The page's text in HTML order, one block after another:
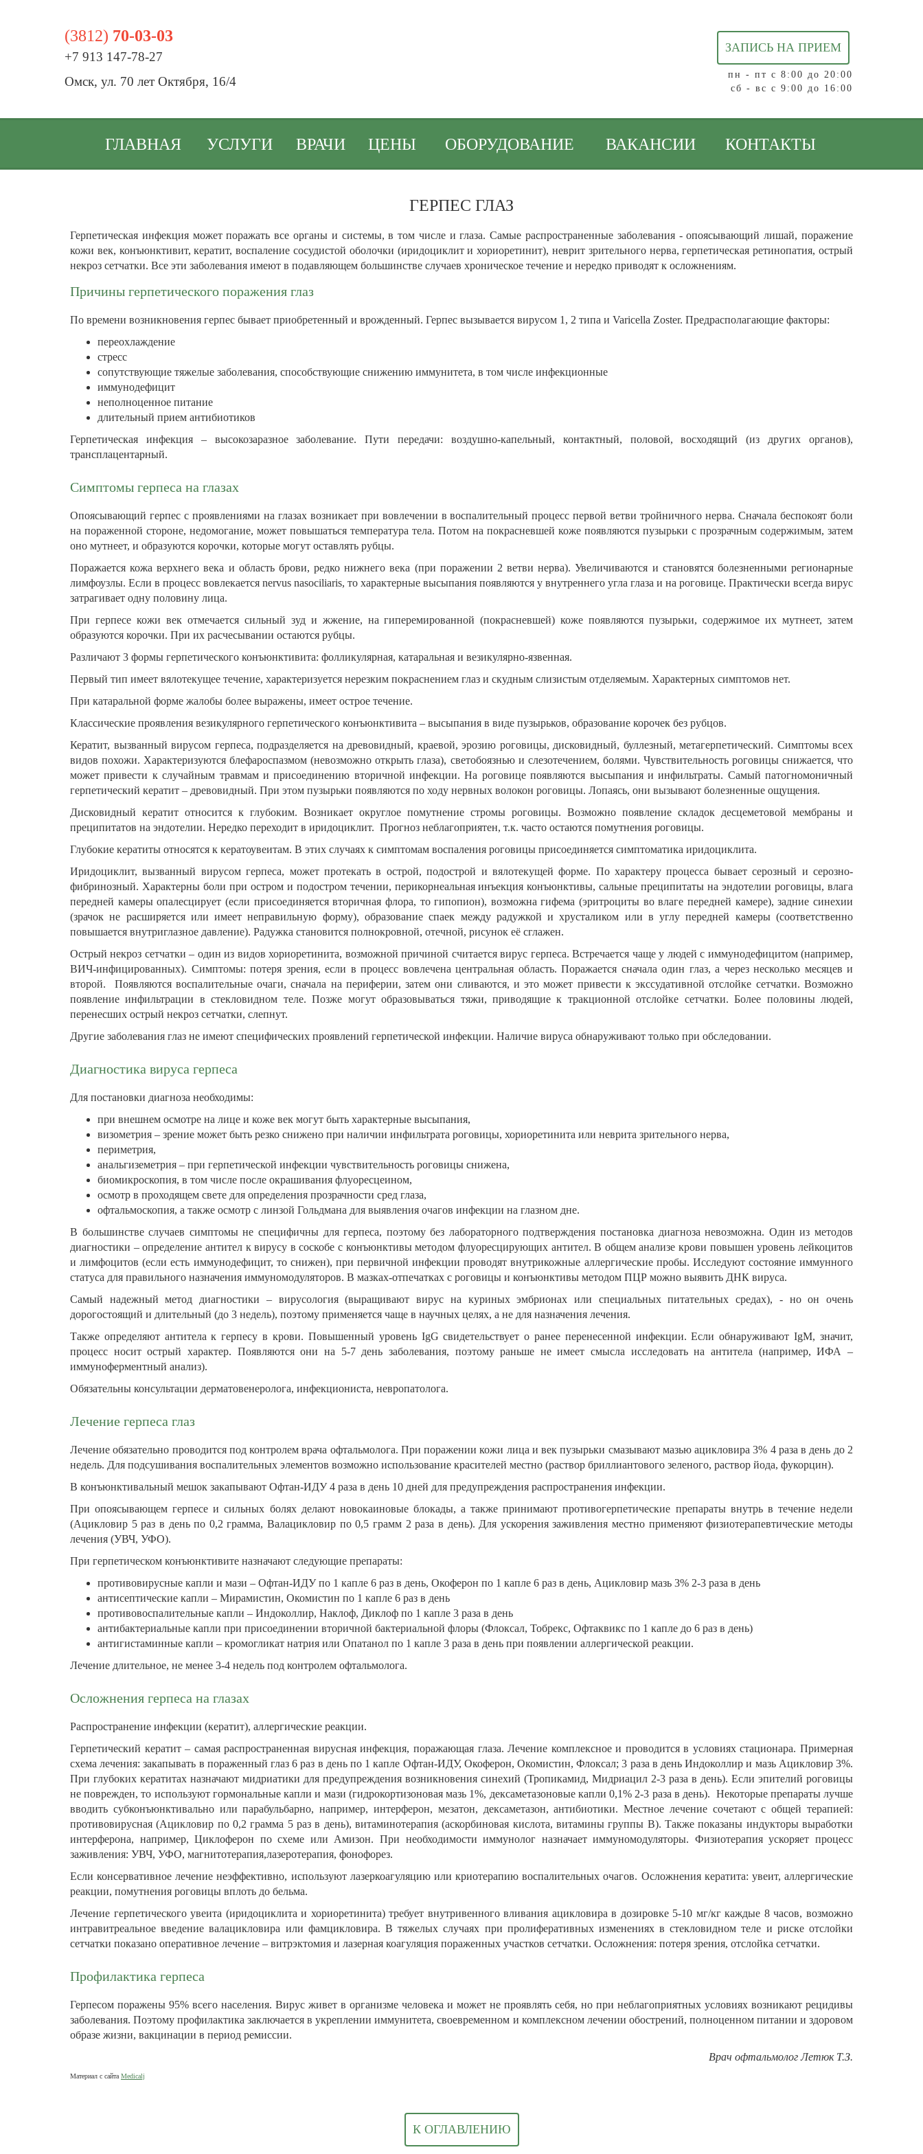
(3812) 70-03-03
+7 913 147-78-27
Омск, ул. 70 лет Октября, 16/4
ЗАПИСЬ НА ПРИЕМ
пн - пт с 8:00 до 20:00
сб - вс с 9:00 до 16:00
ГЛАВНАЯ УСЛУГИ ВРАЧИ ЦЕНЫ ОБОРУДОВАНИЕ ВАКАНСИИ КОНТАКТЫ
ГЕРПЕС ГЛАЗ
Герпетическая инфекция может поражать все органы и системы, в том числе и глаза. Самые распространенные заболевания - опоясывающий лишай, поражение
кожи век, конъюнктивит, кератит, воспаление сосудистой оболочки (иридоциклит и хориоретинит), неврит зрительного нерва, герпетическая ретинопатия, острый
некроз сетчатки. Все эти заболевания имеют в подавляющем большинстве случаев хроническое течение и нередко приводят к осложнениям.
Причины герпетического поражения глаз
По времени возникновения герпес бывает приобретенный и врожденный. Герпес вызывается вирусом 1, 2 типа и Varicella Zoster. Предрасполагающие факторы:
переохлаждение
стресс
сопутствующие тяжелые заболевания, способствующие снижению иммунитета, в том числе инфекционные
иммунодефицит
неполноценное питание
длительный прием антибиотиков
Герпетическая инфекция – высокозаразное заболевание. Пути передачи: воздушно-капельный, контактный, половой, восходящий (из других органов),
трансплацентарный.
Симптомы герпеса на глазах
Опоясывающий герпес с проявлениями на глазах возникает при вовлечении в воспалительный процесс первой ветви тройничного нерва. Сначала беспокоят боли
на пораженной стороне, недомогание, может повышаться температура тела. Потом на покрасневшей коже появляются пузырьки с прозрачным содержимым, затем
оно мутнеет, и образуются корочки, которые могут оставлять рубцы.
Поражается кожа верхнего века и область брови, редко нижнего века (при поражении 2 ветви нерва). Увеличиваются и становятся болезненными регионарные
лимфоузлы. Если в процесс вовлекается nervus nasociliaris, то характерные высыпания появляются у внутреннего угла глаза и на роговице. Практически всегда вирус
затрагивает одну половину лица.
При герпесе кожи век отмечается сильный зуд и жжение, на гиперемированной (покрасневшей) коже появляются пузырьки, содержимое их мутнеет, затем
образуются корочки. При их расчесывании остаются рубцы.
Различают 3 формы герпетического конъюнктивита: фолликулярная, катаральная и везикулярно-язвенная.
Первый тип имеет вялотекущее течение, характеризуется нерезким покраснением глаз и скудным слизистым отделяемым. Характерных симптомов нет.
При катаральной форме жалобы более выражены, имеет острое течение.
Классические проявления везикулярного герпетического конъюнктивита – высыпания в виде пузырьков, образование корочек без рубцов.
Кератит, вызванный вирусом герпеса, подразделяется на древовидный, краевой, эрозию роговицы, дисковидный, буллезный, метагерпетический. Симптомы всех
видов похожи. Характеризуются блефароспазмом (невозможно открыть глаза), светобоязнью и слезотечением, болями. Чувствительность роговицы снижается, что
может привести к случайным травмам и присоединению вторичной инфекции. На роговице появляются высыпания и инфильтраты. Самый патогномоничный
герпетический кератит – древовидный. При этом пузырьки появляются по ходу нервных волокон роговицы. Лопаясь, они вызывают болезненные ощущения.
Дисковидный кератит относится к глубоким. Возникает округлое помутнение стромы роговицы. Возможно появление складок десцеметовой мембраны и
преципитатов на эндотелии. Нередко переходит в иридоциклит. Прогноз неблагоприятен, т.к. часто остаются помутнения роговицы.
Глубокие кератиты относятся к кератоувеитам. В этих случаях к симптомам воспаления роговицы присоединяется симптоматика иридоциклита.
Иридоциклит, вызванный вирусом герпеса, может протекать в острой, подострой и вялотекущей форме. По характеру процесса бывает серозный и серозно-
фибринозный. Характерны боли при остром и подостром течении, перикорнеальная инъекция конъюнктивы, сальные преципитаты на эндотелии роговицы, влага
передней камеры опалесцирует (если присоединяется вторичная флора, то гипопион), возможна гифема (эритроциты во влаге передней камере), задние синехии
(зрачок не расширяется или имеет неправильную форму), образование спаек между радужкой и хрусталиком или в углу передней камеры (соответственно
повышается внутриглазное давление). Радужка становится полнокровной, отечной, рисунок её сглажен.
Острый некроз сетчатки – один из видов хориоретинита, возможной причиной считается вирус герпеса. Встречается чаще у людей с иммунодефицитом (например,
ВИЧ-инфицированных). Симптомы: потеря зрения, если в процесс вовлечена центральная область. Поражается сначала один глаз, а через несколько месяцев и
второй. Появляются воспалительные очаги, сначала на периферии, затем они сливаются, и это может привести к экссудативной отслойке сетчатки. Возможно
появление инфильтрации в стекловидном теле. Позже могут образовываться тяжи, приводящие к тракционной отслойке сетчатки. Более половины людей,
перенесших острый некроз сетчатки, слепнут.
Другие заболевания глаз не имеют специфических проявлений герпетической инфекции. Наличие вируса обнаруживают только при обследовании.
Диагностика вируса герпеса
Для постановки диагноза необходимы:
при внешнем осмотре на лице и коже век могут быть характерные высыпания,
визометрия – зрение может быть резко снижено при наличии инфильтрата роговицы, хориоретинита или неврита зрительного нерва,
периметрия,
анальгиземетрия – при герпетической инфекции чувствительность роговицы снижена,
биомикроскопия, в том числе после окрашивания флуоресцеином,
осмотр в проходящем свете для определения прозрачности сред глаза,
офтальмоскопия, а также осмотр с линзой Гольдмана для выявления очагов инфекции на глазном дне.
В большинстве случаев симптомы не специфичны для герпеса, поэтому без лабораторного подтверждения постановка диагноза невозможна. Один из методов
диагностики – определение антител к вирусу в соскобе с конъюнктивы методом флуоресцирующих антител. В общем анализе крови повышен уровень лейкоцитов
и лимфоцитов (если есть иммунодефицит, то снижен), при первичной инфекции проводят внутрикожные аллергические пробы. Исследуют состояние иммунного
статуса для правильного назначения иммуномодуляторов. В мазках-отпечатках с роговицы и конъюнктивы методом ПЦР можно выявить ДНК вируса.
Самый надежный метод диагностики – вирусология (выращивают вирус на куриных эмбрионах или специальных питательных средах), - но он очень
дорогостоящий и длительный (до 3 недель), поэтому применяется чаще в научных целях, а не для назначения лечения.
Также определяют антитела к герпесу в крови. Повышенный уровень IgG свидетельствует о ранее перенесенной инфекции. Если обнаруживают IgM, значит,
процесс носит острый характер. Появляются они на 5-7 день заболевания, поэтому раньше не имеет смысла исследовать на антитела (например, ИФА –
иммуноферментный анализ).
Обязательны консультации дерматовенеролога, инфекциониста, невропатолога.
Лечение герпеса глаз
Лечение обязательно проводится под контролем врача офтальмолога. При поражении кожи лица и век пузырьки смазывают мазью ацикловира 3% 4 раза в день до 2
недель. Для подсушивания воспалительных элементов возможно использование красителей местно (раствор бриллиантового зеленого, раствор йода, фукорцин).
В конъюнктивальный мешок закапывают Офтан-ИДУ 4 раза в день 10 дней для предупреждения распространения инфекции.
При опоясывающем герпесе и сильных болях делают новокаиновые блокады, а также принимают противогерпетические препараты внутрь в течение недели
(Ацикловир 5 раз в день по 0,2 грамма, Валацикловир по 0,5 грамм 2 раза в день). Для ускорения заживления местно применяют физиотерапевтические методы
лечения (УВЧ, УФО).
При герпетическом конъюнктивите назначают следующие препараты:
противовирусные капли и мази – Офтан-ИДУ по 1 капле 6 раз в день, Окоферон по 1 капле 6 раз в день, Ацикловир мазь 3% 2-3 раза в день
антисептические капли – Мирамистин, Окомистин по 1 капле 6 раз в день
противовоспалительные капли – Индоколлир, Наклоф, Диклоф по 1 капле 3 раза в день
антибактериальные капли при присоединении вторичной бактериальной флоры (Флоксал, Тобрекс, Офтаквикс по 1 капле до 6 раз в день)
антигистаминные капли – кромогликат натрия или Опатанол по 1 капле 3 раза в день при появлении аллергической реакции.
Лечение длительное, не менее 3-4 недель под контролем офтальмолога.
Осложнения герпеса на глазах
Распространение инфекции (кератит), аллергические реакции.
Герпетический кератит – самая распространенная вирусная инфекция, поражающая глаза. Лечение комплексное и проводится в условиях стационара. Примерная
схема лечения: закапывать в пораженный глаз 6 раз в день по 1 капле Офтан-ИДУ, Окоферон, Окомистин, Флоксал; 3 раза в день Индоколлир и мазь Ацикловир 3%.
При глубоких кератитах назначают мидриатики для предупреждения возникновения синехий (Тропикамид, Мидриацил 2-3 раза в день). Если эпителий роговицы
не поврежден, то используют гормональные капли и мази (гидрокортизоновая мазь 1%, дексаметазоновые капли 0,1% 2-3 раза в день). Некоторые препараты лучше
вводить субконъюнктивально или парабульбарно, например, интерферон, мезатон, дексаметазон, антибиотики. Местное лечение сочетают с общей терапией:
противовирусная (Ацикловир по 0,2 грамма 5 раз в день), витаминотерапия (аскорбиновая кислота, витамины группы В). Также показаны индукторы выработки
интерферона, например, Циклоферон по схеме или Амизон. При необходимости иммунолог назначает иммуномодуляторы. Физиотерапия ускоряет процесс
заживления: УВЧ, УФО, магнитотерапия,лазеротерапия, фонофорез.
Если консервативное лечение неэффективно, используют лазеркоагуляцию или криотерапию воспалительных очагов. Осложнения кератита: увеит, аллергические
реакции, помутнения роговицы вплоть до бельма.
Лечение герпетического увеита (иридоциклита и хориоретинита) требует внутривенного вливания ацикловира в дозировке 5-10 мг/кг каждые 8 часов, возможно
интравитреальное введение валацикловира или фамцикловира. В тяжелых случаях при пролиферативных изменениях в стекловидном теле и риске отслойки
сетчатки показано оперативное лечение – витрэктомия и лазерная коагуляция пораженных участков сетчатки. Осложнения: потеря зрения, отслойка сетчатки.
Профилактика герпеса
Герпесом поражены 95% всего населения. Вирус живет в организме человека и может не проявлять себя, но при неблагоприятных условиях возникают рецидивы
заболевания. Поэтому профилактика заключается в укреплении иммунитета, своевременном и комплексном лечении обострений, полноценном питании и здоровом
образе жизни, вакцинации в период ремиссии.
Врач офтальмолог Летюк Т.З.
Материал с сайта Medicalj
К ОГЛАВЛЕНИЮ